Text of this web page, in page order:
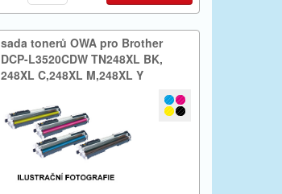
sada tonerů OWA pro Brother
DCP-​L3520CDW TN248XL BK,​
248XL C,​248XL M,​248XL Y